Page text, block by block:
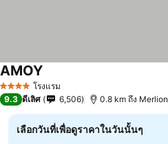
4 ดาว โรงแรม
AMOY
9.3 ดีเลิศ 6,506 0.8 km ถึง Merlion
เลือกวันที่เพื่อดูราคาในวันนั้นๆ